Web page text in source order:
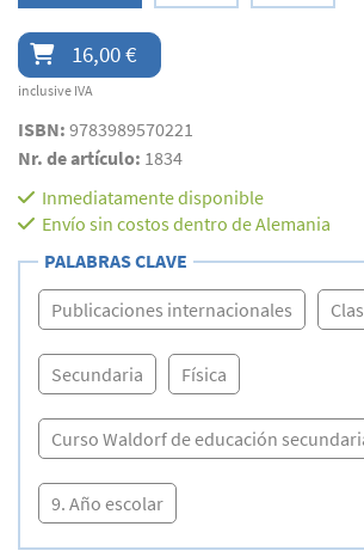
16,00 €
inclusive IVA
ISBN: 9783989570221
Nr. de artículo: 1834
Inmediatamente disponible
Envío sin costos dentro de Alemania
PALABRAS CLAVE
Publicaciones internacionales
Secundaria Física
Curso Waldorf de educación
9. Año escolar